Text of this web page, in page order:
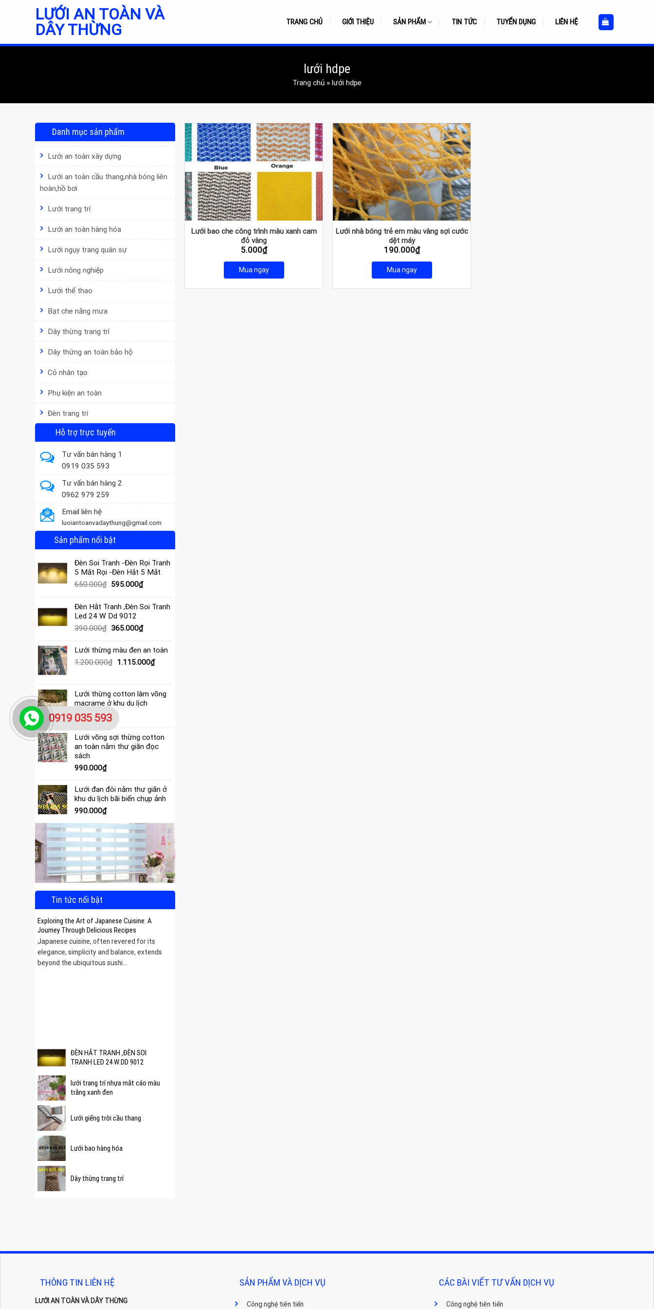
LƯỚI AN TOÀN VÀ
DÂY THỪNG
TRANG CHỦ GIỚI THIỆU SẢN PHẨM TIN TỨC TUYỂN DỤNG LIÊN HỆ
lưới hdpe
Trang chủ » lưới hdpe
Danh mục sản phẩm
Lưới an toàn xây dựng
Lưới an toàn cầu thang,nhà bóng liên
hoàn,hồ bơi
Lưới trang trí
Lưới an toàn hàng hóa
Lưới ngụy trang quân sự
Lưới nông nghiệp
Lưới thể thao
Bạt che nắng mưa
Dây thừng trang trí
Dây thừng an toàn bảo hộ
Cỏ nhân tạo
Phụ kiện an toàn
Đèn trang trí
Hỗ trợ trực tuyến
Tư vấn bán hàng 1
0919 035 593
Tư vấn bán hàng 2
0962 979 259
Email liên hệ
luoiantoanvadaythung@gmail.com
Sản phẩm nổi bật
Đèn Soi Tranh -Đèn Rọi Tranh
5 Mắt Rọi -Đèn Hắt 5 Mắt
650.000₫ Giá
là:
650.000₫.
595.000₫Giá
tại
595.000₫.
Đèn Hắt Tranh ,Đèn Soi Tranh
Led 24 W Dd 9012
390.000₫ Giá
là:
390.000₫.
365.000₫Giá
tại
là:
365.000₫.
Lưới thừng màu đen an toàn
1.200.000₫ Giá
1.200.000₫.
1.115.000₫Giá
là:
Lưới thừng cotton làm võng
macrame ở khu du lịch
4.000.000₫
Lưới võng sợi thừng cotton
an toàn nằm thư giãn đọc
sách
990.000₫
Lưới đan đôi nằm thư giãn ở
khu du lịch bãi biển chụp ảnh
990.000₫
Tin tức nổi bật
Exploring the Art of Japanese Cuisine: A
Journey Through Delicious Recipes
Japanese cuisine, often revered for its
elegance, simplicity and balance, extends
beyond the ubiquitous sushi...
ĐÈN HẮT TRANH ,ĐÈN SOI
TRANH LED 24 W DD 9012
lưới trang trí nhựa mắt cáo màu
trắng xanh đen
Lưới giếng trời cầu thang
Lưới bao hàng hóa
Dây thừng trang trí
Lưới bao che công trình màu xanh cam
đỏ vàng
5.000₫
Mua ngay
Lưới nhà bóng trẻ em màu vàng sợi cước
dệt máy
190.000₫
Mua ngay
THÔNG TIN LIÊN HỆ
LƯỚI AN TOÀN VÀ DÂY THỪNG
SẢN PHẨM VÀ DỊCH VỤ
Công nghệ tiên tiến
CÁC BÀI VIẾT TƯ VẤN DỊCH VỤ
Công nghệ tiên tiến
0919 035 593